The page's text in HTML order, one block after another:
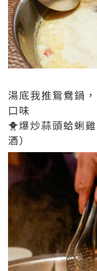
湯底我推鴛鴦鍋
口味
🐥爆炒蒜頭蛤蜊
酒）